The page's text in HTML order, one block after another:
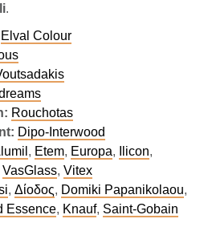
.
Elval Colour
Rouchotas
Dipo-Interwood
, Etem, Europa, Ilicon,
VasGlass, Vitex
, Δίοδος, Domiki Papanikolaou,
Essence, Knauf, Saint-Gobain